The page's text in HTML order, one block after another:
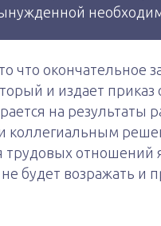
что окончательное
и издает приказ
на результаты
коллегиальным
трудовых отношений
не будет возражать